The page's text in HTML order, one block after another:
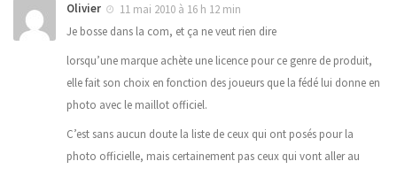
Olivier
11 mai 2010 à 16 h 12 min
Je bosse dans la com, et ça ne veut rien dire
lorsqu’une marque achète une licence pour ce genre de produit,
elle fait son choix en fonction des joueurs que la fédé lui donne en
photo avec le maillot officiel.
C’est sans aucun doute la liste de ceux qui ont posés pour la
photo officielle, mais certainement pas ceux qui vont aller au